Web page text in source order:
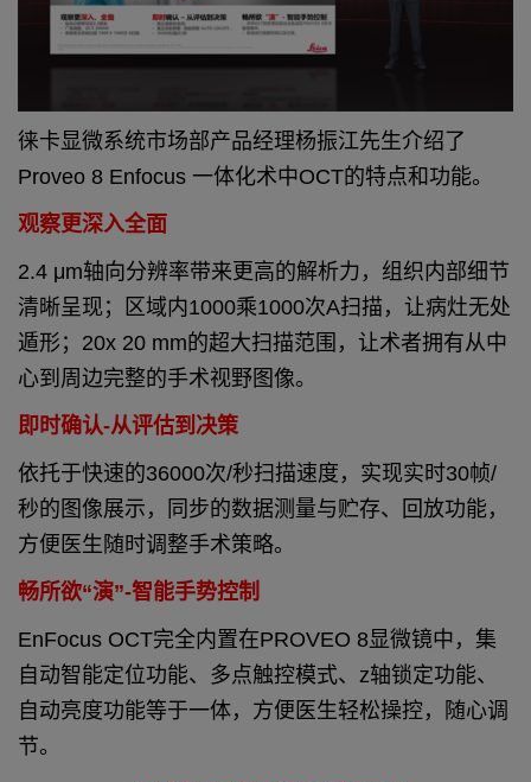
徕卡显微系统市场部产品经理杨振江先生介绍了
Proveo 8 Enfocus 一体化术中OCT的特点和功能。
观察更深入全面
2.4 μm轴向分辨率带来更高的解析力，组织内部细节
清晰呈现；区域内1000乘1000次A扫描，让病灶无处
遁形；20x 20 mm的超大扫描范围，让术者拥有从中
心到周边完整的手术视野图像。
即时确认-从评估到决策
依托于快速的36000次/秒扫描速度，实现实时30帧/
秒的图像展示，同步的数据测量与贮存、回放功能，
方便医生随时调整手术策略。
畅所欲“演”-智能手势控制
EnFocus OCT完全内置在PROVEO 8显微镜中，集
自动智能定位功能、多点触控模式、z轴锁定功能、
自动亮度功能等于一体，方便医生轻松操控，随心调
节。